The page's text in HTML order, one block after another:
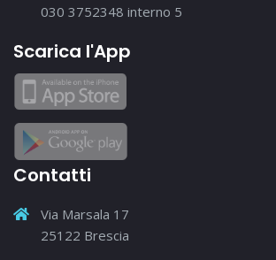
030 3752348 interno 5
Scarica l'App
Contatti
Via Marsala 17
25122 Brescia